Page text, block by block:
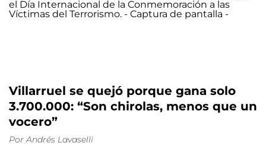
Villarruel se quejó porque gana solo
3.700.000: “Son chirolas, menos que un
vocero”
Por Andrés Lavaselli